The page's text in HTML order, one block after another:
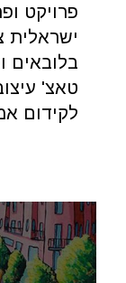
פרויקט
ישראלית
בלובאים
טאצ'
לקידום